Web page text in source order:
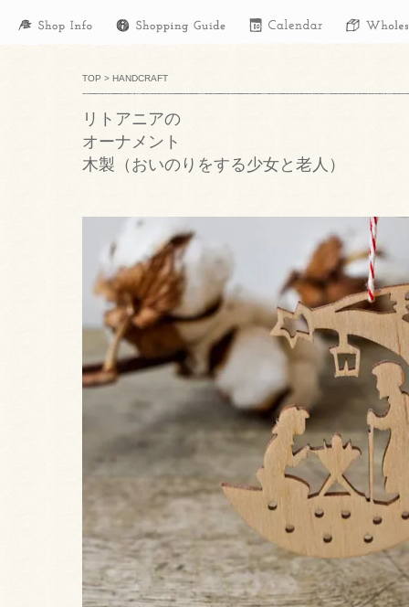
TOP > HANDCRAFT
リトアニアの
オーナメント
木製（おいのりをする少女と老人）